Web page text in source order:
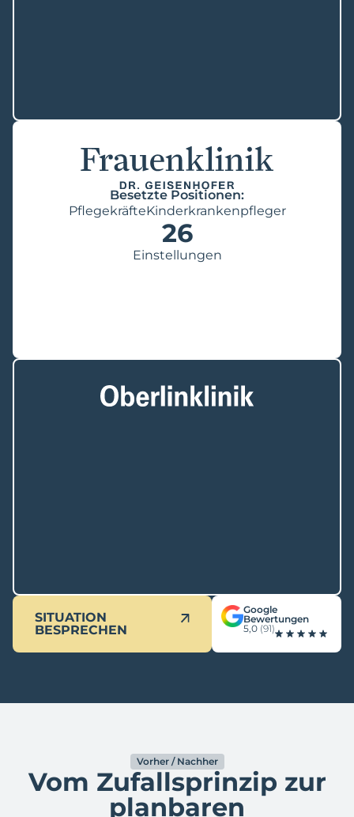
Besetzte Positionen:
PflegekräfteKinderkrankenpfleger
Einstellungen
26
SITUATION
BESPRECHEN
Google
Bewertungen
5,0 (91)
Vorher / Nachher
Vom Zufallsprinzip zur
planbaren